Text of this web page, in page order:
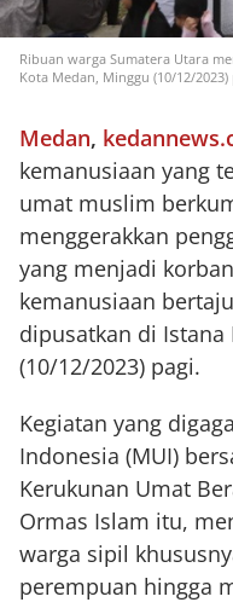
Ribuan warga Sumatera Utara
Kota Medan, Minggu (10/12/
Medan,
kemanusiaan yang
umat muslim
menggerakkan
yang menjadi
kemanusiaan
dipusatkan di
(10/12/2023) pagi.
Kegiatan yang
Indonesia (MUI)
Kerukunan Umat
Ormas Islam itu,
warga sipil
perempuan hingga